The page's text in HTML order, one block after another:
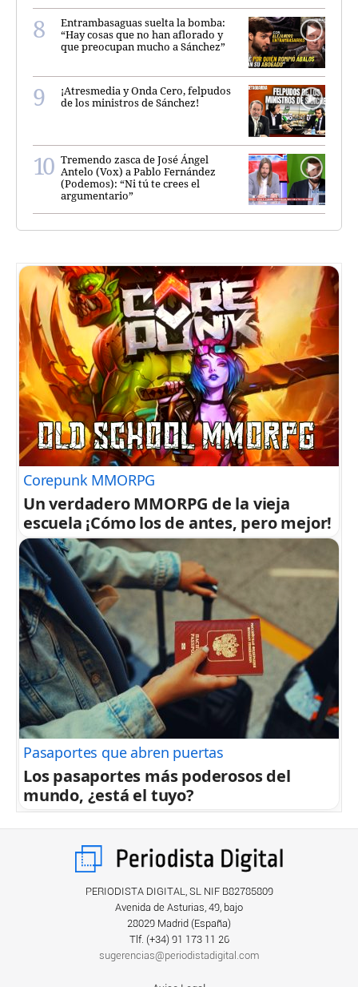
Entrambasaguas suelta la bomba:
“Hay cosas que no han aflorado y
que preocupan mucho a Sánchez”
¡Atresmedia y Onda Cero, felpudos
de los ministros de Sánchez!
Tremendo zasca de José Ángel
Antelo (Vox) a Pablo Fernández
(Podemos): “Ni tú te crees el
argumentario”
Corepunk MMORPG
Un verdadero MMORPG de la vieja
escuela ¡Cómo los de antes, pero mejor!
Pasaportes que abren puertas
Los pasaportes más poderosos del
mundo, ¿está el tuyo?
PERIODISTA DIGITAL, SL NIF B82785809
Avenida de Asturias, 49, bajo
28029 Madrid (España)
Tlf. (+34) ‎91 173 11 26
sugerencias@periodistadigital.com